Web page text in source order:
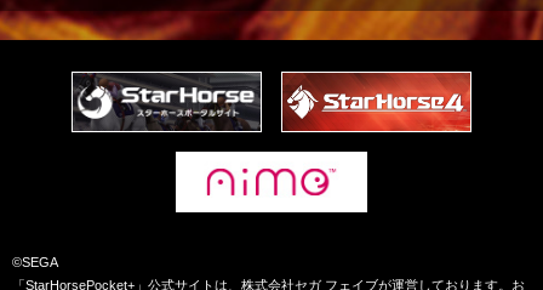
©SEGA
「StarHorsePocket+」公式サイトは、株式会社セガ フェイブが運営しております。お